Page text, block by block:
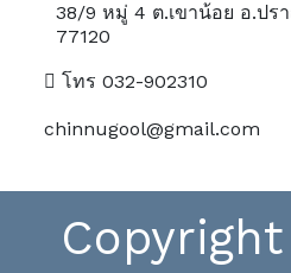
38/9 หมู่ 4 ต.เขาน้อย อ.ปร
77120
โทร 032-902310
chinnugool@gmail.com